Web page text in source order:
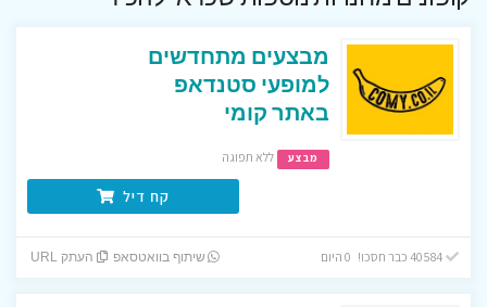
מבצעים מתחדשים
למופעי סטנדאפ
באתר קומי
מבצע ללא תפוגה
קח דיל
40584 כבר חסכו! 0 היום שיתוף בוואטסאפ העתק URL